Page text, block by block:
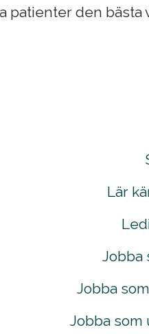
patienter den
Lär
Jobba
Jobba
Jobba som